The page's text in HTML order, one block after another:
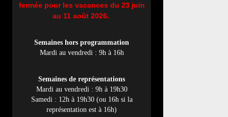
fermée pour les vacances du 23 juin
au 11 août 2026.
Semaines hors programmation
Mardi au vendredi : 9h à 16h
Semaines de représentations
Mardi au vendredi : 9h à 19h30
Samedi : 12h à 19h30 (ou 16h si la
représentation est à 16h)